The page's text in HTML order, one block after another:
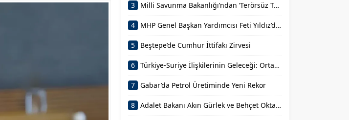
Ortak Hedefidir”
3 Milli Savunma Bakanlığı’ndan ‘Terörsüz Türkiye’ Mesajı
4 MHP Genel Başkan Yardımcısı Feti Yıldız’dan Açıklama
5 Beştepe’de Cumhur İttifakı Zirvesi
6 Türkiye-Suriye İlişkilerinin Geleceği: Ortak Basın Toplantısı
7 Gabar’da Petrol Üretiminde Yeni Rekor
8 Adalet Bakanı Akın Gürlek ve Behçet Oktay’ın Ailesi Görüşmesi